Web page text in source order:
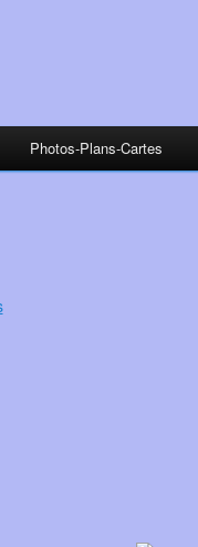
Photos-Plans-Cartes